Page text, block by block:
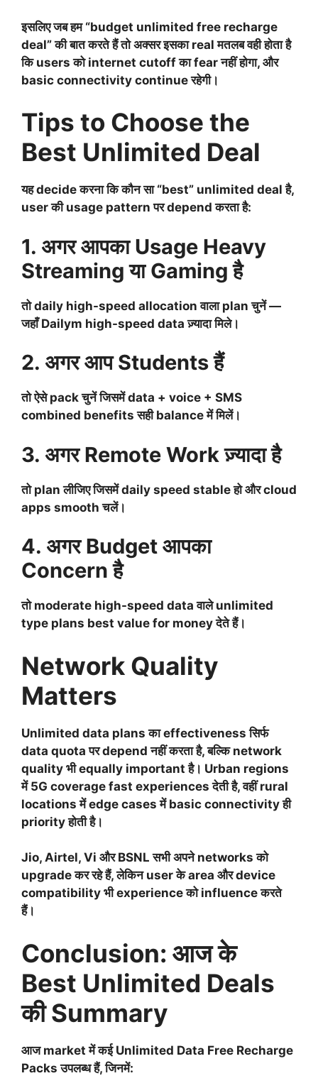
इसलिए जब हम “budget unlimited free recharge
deal” की बात करते हैं तो अक्सर इसका real मतलब वही होता है
कि users को internet cutoff का fear नहींहोगा, और
basic connectivity continue रहेगी।
Tips to Choose the
Best Unlimited Deal
यह decide करना कि कौन सा “best” unlimited deal है,
user की usage pattern पर depend करता है:
1. अगर आपका Usage Heavy
Streaming या Gaming है
तो daily high-speed allocation वाला plan चुनें —
जहाँ Dailym high-speed data ज़्यादा मिले।
2. अगर आप Students हैं
तो ऐसे pack चुनें जिसमें data + voice + SMS
combined benefits सही balance में मिलें।
3. अगर Remote Work ज़्यादा है
तो plan लीजिए जिसमें daily speed stable हो और cloud
apps smooth चलें।
4. अगर Budget आपका
Concern है
तो moderate high-speed data वाले unlimited
type plans best value for money देते हैं।
Network Quality
Matters
Unlimited data plans का effectiveness सिर्फ
data quota पर depend नहीं करता है, बल्कि network
quality भी equally important है। Urban regions
में 5G coverage fast experiences देती है, वहीं rural
locations में edge cases में basic connectivity ही
priority होती है।
Jio, Airtel, Vi और BSNL सभी अपने networks को
upgrade कर रहे हैं, लेकिन user के area और device
compatibility भी experience को influence करते
हैं।
Conclusion: आज के
Best Unlimited Deals
की Summary
आज market में कई Unlimited Data Free Recharge
Packs उपलब्ध हैं, जिनमें: